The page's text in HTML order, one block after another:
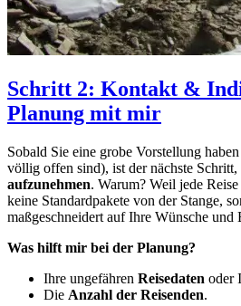
Schritt 2: Kontakt &
Planung mit mir
Sobald Sie eine grobe Vorstellung
völlig offen sind), ist der nächste Schritt,
aufzunehmen. Warum? Weil jede
keine Standardpakete von der Stange,
maßgeschneidert auf Ihre Wünsche und
Was hilft mir bei der Planung?
Ihre ungefähren Reisedaten oder
Die Anzahl der Reisenden.